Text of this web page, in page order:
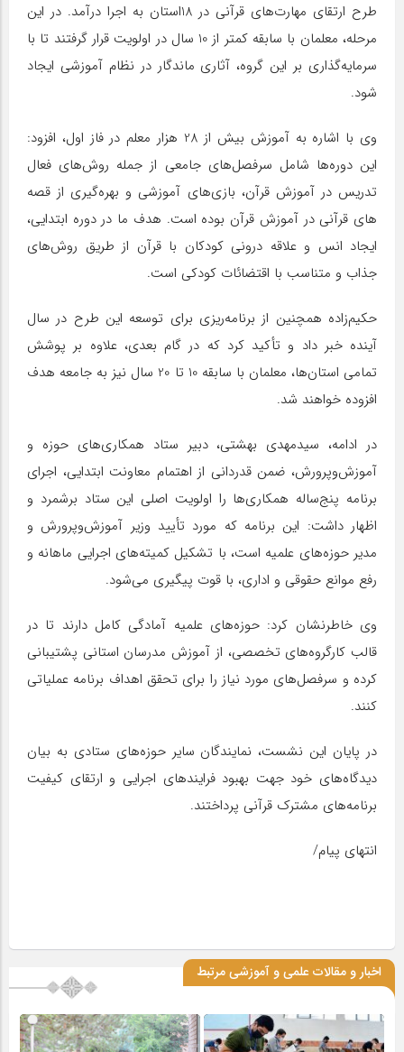
طرح ارتقای مهارت‌های قرآنی در 18استان به اجرا درآمد. در این
مرحله، معلمان با سابقه کمتر از 10 سال در اولویت قرار گرفتند تا با
سرمایه‌گذاری بر این گروه، آثاری ماندگار در نظام آموزشی ایجاد
شود.
وی با اشاره به آموزش بیش از 28 هزار معلم در فاز اول، افزود:
این دوره‌ها شامل سرفصل‌های جامعی از جمله روش‌های فعال
تدریس در آموزش قرآن، بازی‌های آموزشی و بهره‌گیری از قصه
های قرآنی در آموزش قرآن بوده است. هدف ما در دوره ابتدایی،
ایجاد انس و علاقه درونی کودکان با قرآن از طریق روش‌های
جذاب و متناسب با اقتضائات کودکی است.
حکیم‌زاده همچنین از برنامه‌ریزی برای توسعه این طرح در سال
آینده خبر داد و تأکید کرد که در گام بعدی، علاوه بر پوشش
تمامی استان‌ها، معلمان با سابقه 10 تا 20 سال نیز به جامعه هدف
افزوده خواهند شد.
در ادامه، سیدمهدی بهشتی، دبیر ستاد همکاری‌های حوزه و
آموزش‌وپرورش، ضمن قدردانی از اهتمام معاونت ابتدایی، اجرای
برنامه پنج‌ساله همکاری‌ها را اولویت اصلی این ستاد برشمرد و
اظهار داشت: این برنامه که مورد تأیید وزیر آموزش‌وپرورش و
مدیر حوزه‌های علمیه است، با تشکیل کمیته‌های اجرایی ماهانه و
رفع موانع حقوقی و اداری، با قوت پیگیری می‌شود.
وی خاطرنشان کرد: حوزه‌های علمیه آمادگی کامل دارند تا در
قالب کارگروه‌های تخصصی، از آموزش مدرسان استانی پشتیبانی
کرده و سرفصل‌های مورد نیاز را برای تحقق اهداف برنامه عملیاتی
کنند.
در پایان این نشست، نمایندگان سایر حوزه‌های ستادی به بیان
دیدگاه‌های خود جهت بهبود فرایندهای اجرایی و ارتقای کیفیت
برنامه‌های مشترک قرآنی پرداختند.
انتهای پیام/
اخبار و مقالات علمی و آموزشی مرتبط